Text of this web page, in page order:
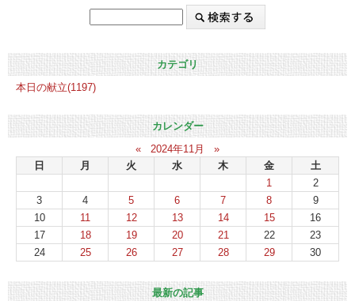
カテゴリ
本日の献立(1197)
カレンダー
«
2024年11月
»
日
月 火 水 木 金
土
1
2
3
4 5 6 7 8
9
10
11 12 13 14 15
16
17
18 19 20 21 22
23
24
25 26 27 28 29 30
最新の記事